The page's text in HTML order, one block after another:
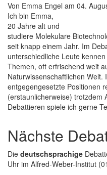
Von Emma Engel am 04.
Ich bin Emma,
20 Jahre alt und
studiere Molekulare
seit knapp einem Jahr. Im
unterschiedliche Leute
Themen, oft erfrischend weit
Naturwissenschaftlichen
entgegengesetzte Positionen
(erstaunlicherweise) trotzdem
Debattieren spiele ich gerne
Nächste
Die deutschsprachige
Uhr im Alfred-Weber-Institut